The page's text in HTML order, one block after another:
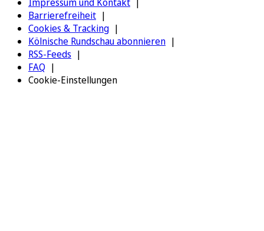
Barrierefreiheit
Cookies & Tracking
Kölnische Rundschau abonnieren
RSS-Feeds
FAQ
Cookie-Einstellungen